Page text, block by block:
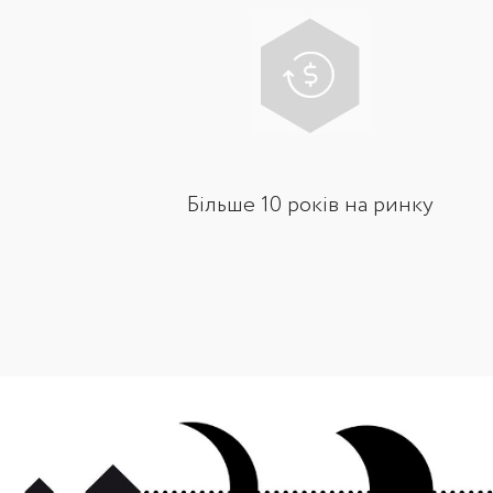
Більше 10 років на ринку